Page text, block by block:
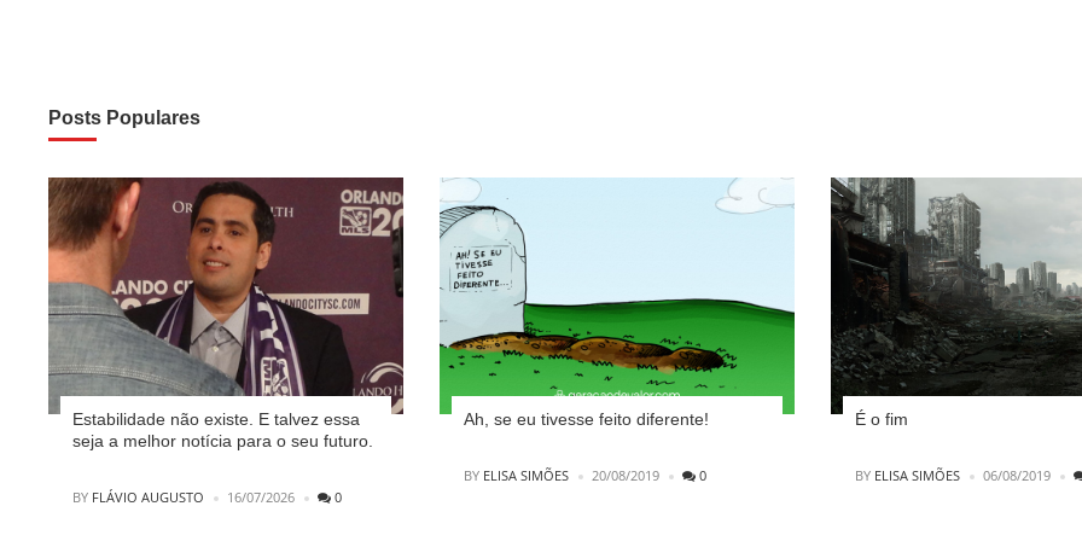
Posts Populares
Estabilidade não existe. E talvez essa
seja a melhor notícia para o seu futuro.
POSTED
BY FLÁVIO AUGUSTO 16/07/2026 0
Ah, se eu tivesse feito diferente!
POSTED
BY ELISA SIMÕES 20/08/2019 0
É o fim
POSTED
BY ELISA SIMÕES 06/08/2019